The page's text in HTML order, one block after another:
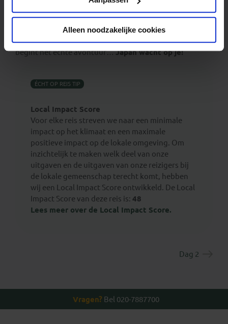
Alleen noodzakelijke cookies
ervaringte beleven. Je ontmoet andere ouders die ook
graag op een actieve, gezellige manier reizen. Leun
tijdens de vlucht lekker achterover met een film en
droom over wat komen gaat. Morgen land je in Osaka en
begint het échte avontuur…Japan wacht op je!
ÉCHT OP REIS TIP
Local Impact Score
Voor elke reis streven we naar een minimale
impact op het klimaat en een maximale
positieve impact op de lokale omgeving. Om
inzichtelijk te maken welk deel van onze
uitgaven en de uitgaven van onze reizigers bij
de lokale gemeenschap terecht komt, hebben
wij een Local Impact Score ontwikkeld. De Local
Impact Score van deze reis is: 48
Lees meer over de Local Impact Score.
Dag 2
Vragen? Bel 020-7887700